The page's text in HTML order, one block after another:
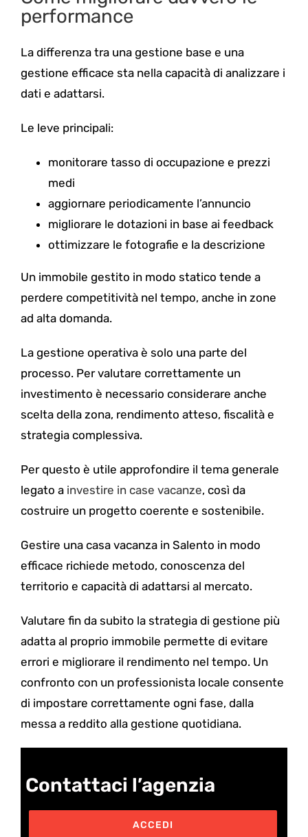
performance
La differenza tra una gestione base e una
gestione efficace sta nella capacità di analizzare i
dati e adattarsi.
Le leve principali:
monitorare tasso di occupazione e prezzi
medi
aggiornare periodicamente l’annuncio
migliorare le dotazioni in base ai feedback
ottimizzare le fotografie e la descrizione
Un immobile gestito in modo statico tende a
perdere competitività nel tempo, anche in zone
ad alta domanda.
La gestione operativa è solo una parte del
processo. Per valutare correttamente un
investimento è necessario considerare anche
scelta della zona, rendimento atteso, fiscalità e
strategia complessiva.
Per questo è utile approfondire il tema generale
legato a investire in case vacanze, così da
costruire un progetto coerente e sostenibile.
Gestire una casa vacanza in Salento in modo
efficace richiede metodo, conoscenza del
territorio e capacità di adattarsi al mercato.
Valutare fin da subito la strategia di gestione più
adatta al proprio immobile permette di evitare
errori e migliorare il rendimento nel tempo. Un
confronto con un professionista locale consente
di impostare correttamente ogni fase, dalla
messa a reddito alla gestione quotidiana.
Contattaci l’agenzia
ACCEDI